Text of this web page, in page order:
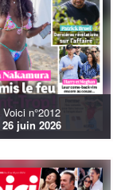
Voici n°2012
26 juin 2026